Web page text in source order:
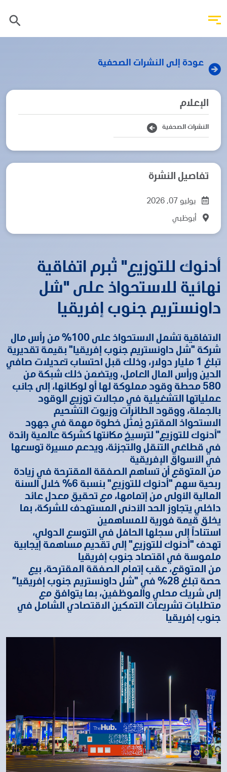
عودة إلى النشرات الصحفية
أدنوك للتوزيع" تُبرم اتفاقية
نهائية للاستحواذ على "شل
داونستريم جنوب إفريقيا
الاتفاقية تشمل الاستحواذ على 100% من رأس مال
شركة "شل داونستريم جنوب إفريقيا" بقيمة تقديرية
تبلغ 1 مليار دولار، وذلك قبل احتساب تعديلات صافي
الدين ورأس المال العامل، ويتضمن ذلك شبكة من
580 محطة وقود مملوكة لها أو لوكلائها، إلى جانب
عملياتها التشغيلية في مجالات توزيع الوقود
بالجملة، ووقود الطائرات وزيوت التشحيم
الاستحواذ المقترح يُمثل خطوة مهمة في جهود
"أدنوك للتوزيع" لترسيخ مكانتها كشركة عالمية رائدة
في قطاعَي التنقل والتجزئة، ويدعم مسيرة توسعها
في الأسواق الإفريقية
من المتوقع أن تساهم الصفقة المقترحة في زيادة
ربحية سهم "أدنوك للتوزيع" بنسبة 6% خلال السنة
المالية الأولى من إتمامها، مع تحقيق معدل عائد
داخلي يتجاوز الحد الأدنى المستهدف للشركة، بما
يخلق قيمة فورية للمساهمين
استناداً إلى سجلها الحافل في التوسع الدولي،
تهدف "أدنوك للتوزيع" إلى تقديم مساهمة إيجابية
ملموسة في اقتصاد جنوب إفريقيا
من المتوقع، عقب إتمام الصفقة المقترحة، بيع
حصة تبلغ 28% في "شل داونستريم جنوب إفريقيا”
إلى شريك محلي والموظفين، بما يتوافق مع
متطلبات تشريعات التمكين الاقتصادي الشامل في
جنوب إفريقيا
تفاصيل النشرة
يوليو 07, 2026
أبوظبي
الإعلام
النشرات الصحفية